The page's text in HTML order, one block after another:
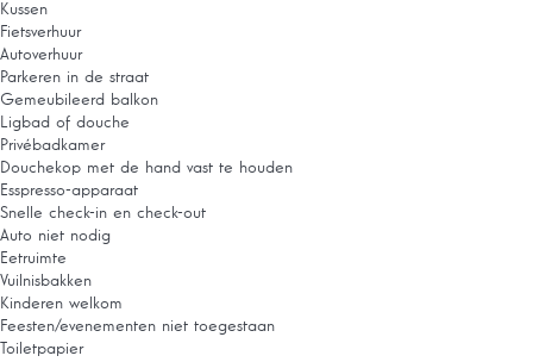
Kussen
Fietsverhuur
Autoverhuur
Parkeren in de straat
Gemeubileerd balkon
Ligbad of douche
Privébadkamer
Douchekop met de hand vast te houden
Esspresso-apparaat
Snelle check-in en check-out
Auto niet nodig
Eetruimte
Vuilnisbakken
Kinderen welkom
Feesten/evenementen niet toegestaan
Toiletpapier